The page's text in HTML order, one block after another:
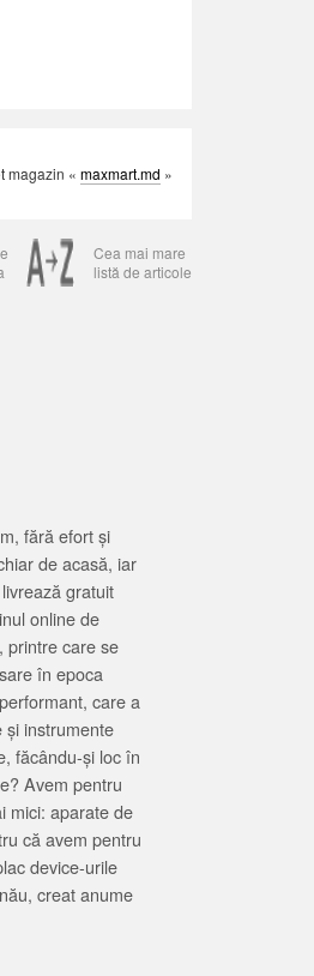
magazin « maxmart.md »
Cea mai mare
listă de articole
fără efort și
de acasă, iar
gratuit
online de
printre care se
în epoca
care a
și instrumente
făcându-și loc în
Avem pentru
mici: aparate de
că avem pentru
device-urile
creat anume